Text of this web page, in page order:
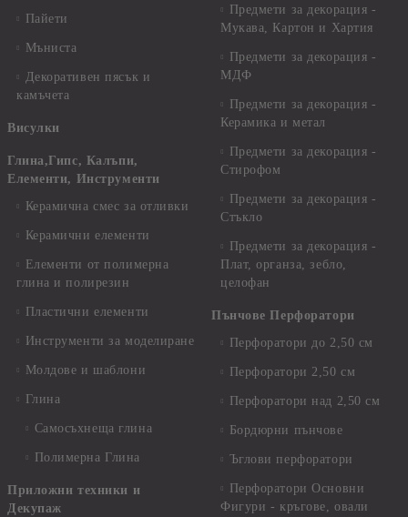
Пайети
Мъниста
Декоративен пясък и
камъчета
Висулки
Глина,Гипс, Калъпи,
Елементи, Инструменти
Керамична смес за отливки
Керамични елементи
Елементи от полимерна
глина и полирезин
Пластични елементи
Инструменти за моделиране
Молдове и шаблони
Глина
Самосъхнеща глина
Полимерна Глина
Приложни техники и
Декупаж
Предмети за декорация -
Мукава, Картон и Хартия
Предмети за декорация -
МДФ
Предмети за декорация -
Керамика и метал
Предмети за декорация -
Стирофом
Предмети за декорация -
Стъкло
Предмети за декорация -
Плат, органза, зебло,
целофан
Пънчове Перфоратори
Перфоратори до 2,50 см
Перфоратори 2,50 см
Перфоратори над 2,50 см
Бордюрни пънчове
Ъглови перфоратори
Перфоратори Основни
Фигури - кръгове, овали